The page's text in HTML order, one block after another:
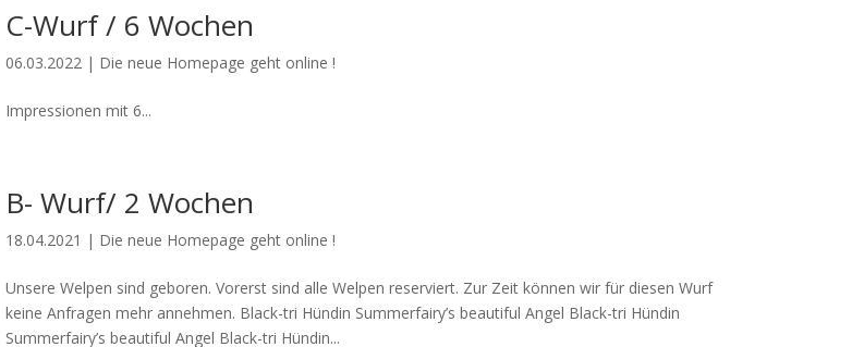
C-Wurf / 6 Wochen
06.03.2022 | Die neue Homepage geht online !
Impressionen mit 6...
B- Wurf/ 2 Wochen
18.04.2021 | Die neue Homepage geht online !
Unsere Welpen sind geboren. Vorerst sind alle Welpen reserviert. Zur Zeit können wir für diesen Wurf
keine Anfragen mehr annehmen. Black-tri Hündin Summerfairy’s beautiful Angel Black-tri Hündin
Summerfairy’s beautiful Angel Black-tri Hündin...